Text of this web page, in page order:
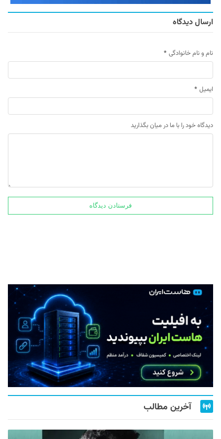
ارسال دیدگاه
نام و نام خانوادگی *
ایمیل *
دیدگاه خود را با ما در میان بگذارید
آخرین مطالب